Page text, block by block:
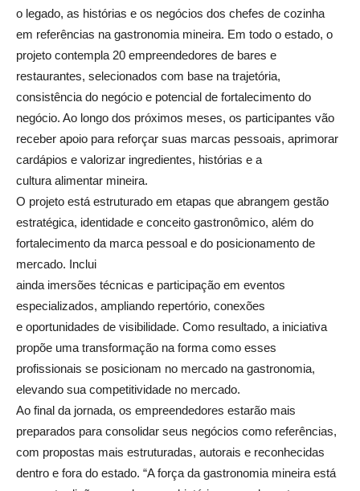
o legado, as histórias e os negócios dos chefes de cozinha
em referências na gastronomia mineira. Em todo o estado, o
projeto contempla 20 empreendedores de bares e
restaurantes, selecionados com base na trajetória,
consistência do negócio e potencial de fortalecimento do
negócio. Ao longo dos próximos meses, os participantes vão
receber apoio para reforçar suas marcas pessoais, aprimorar
cardápios e valorizar ingredientes, histórias e a
cultura alimentar mineira.
O projeto está estruturado em etapas que abrangem gestão
estratégica, identidade e conceito gastronômico, além do
fortalecimento da marca pessoal e do posicionamento de
mercado. Inclui
ainda imersões técnicas e participação em eventos
especializados, ampliando repertório, conexões
e oportunidades de visibilidade. Como resultado, a iniciativa
propõe uma transformação na forma como esses
profissionais se posicionam no mercado na gastronomia,
elevando sua competitividade no mercado.
Ao final da jornada, os empreendedores estarão mais
preparados para consolidar seus negócios como referências,
com propostas mais estruturadas, autorais e reconhecidas
dentro e fora do estado. “A força da gastronomia mineira está